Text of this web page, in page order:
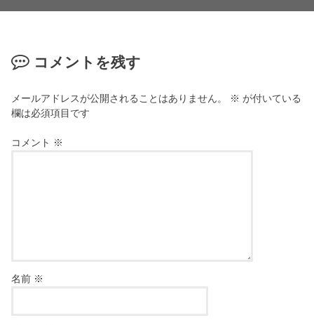
コメントを残す
メールアドレスが公開されることはありません。 ※ が付いている
欄は必須項目です
コメント ※
名前 ※